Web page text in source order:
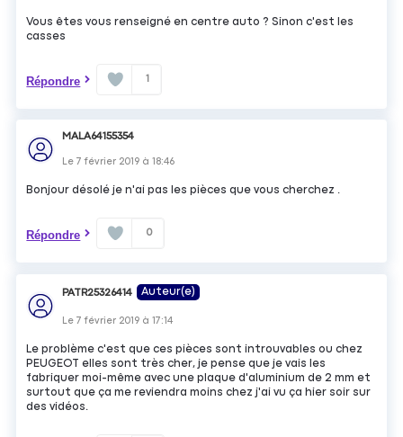
Vous êtes vous renseigné en centre auto ? Sinon c'est les
casses
Répondre 1
MALA64155354
Le7 février 2019 à18:46
Bonjour désolé je n'ai pas les pièces que vous cherchez .
Répondre 0
PATR25326414 Auteur(e)
Le7 février 2019 à17:14
Le problème c'est que ces pièces sont introuvables ou chez
PEUGEOT elles sont très cher, je pense que je vais les
fabriquer moi-même avec une plaque d'aluminium de 2 mm et
surtout que ça me reviendra moins chez j'ai vu ça hier soir sur
des vidéos.